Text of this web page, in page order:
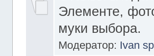
Элементе,
муки выбора.
Модератор: Ivan